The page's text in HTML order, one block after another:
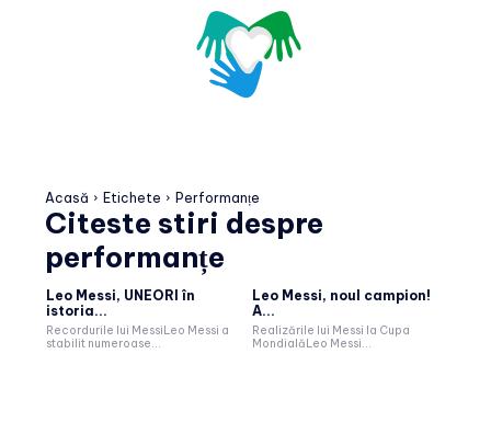
Acasă Etichete Performanțe
Citeste stiri despre
performanțe
Leo Messi, UNEORI în
istoria...
Recordurile lui MessiLeo Messi a
stabilit numeroase...
Leo Messi, noul campion!
A...
Realizările lui Messi la Cupa
MondialăLeo Messi...